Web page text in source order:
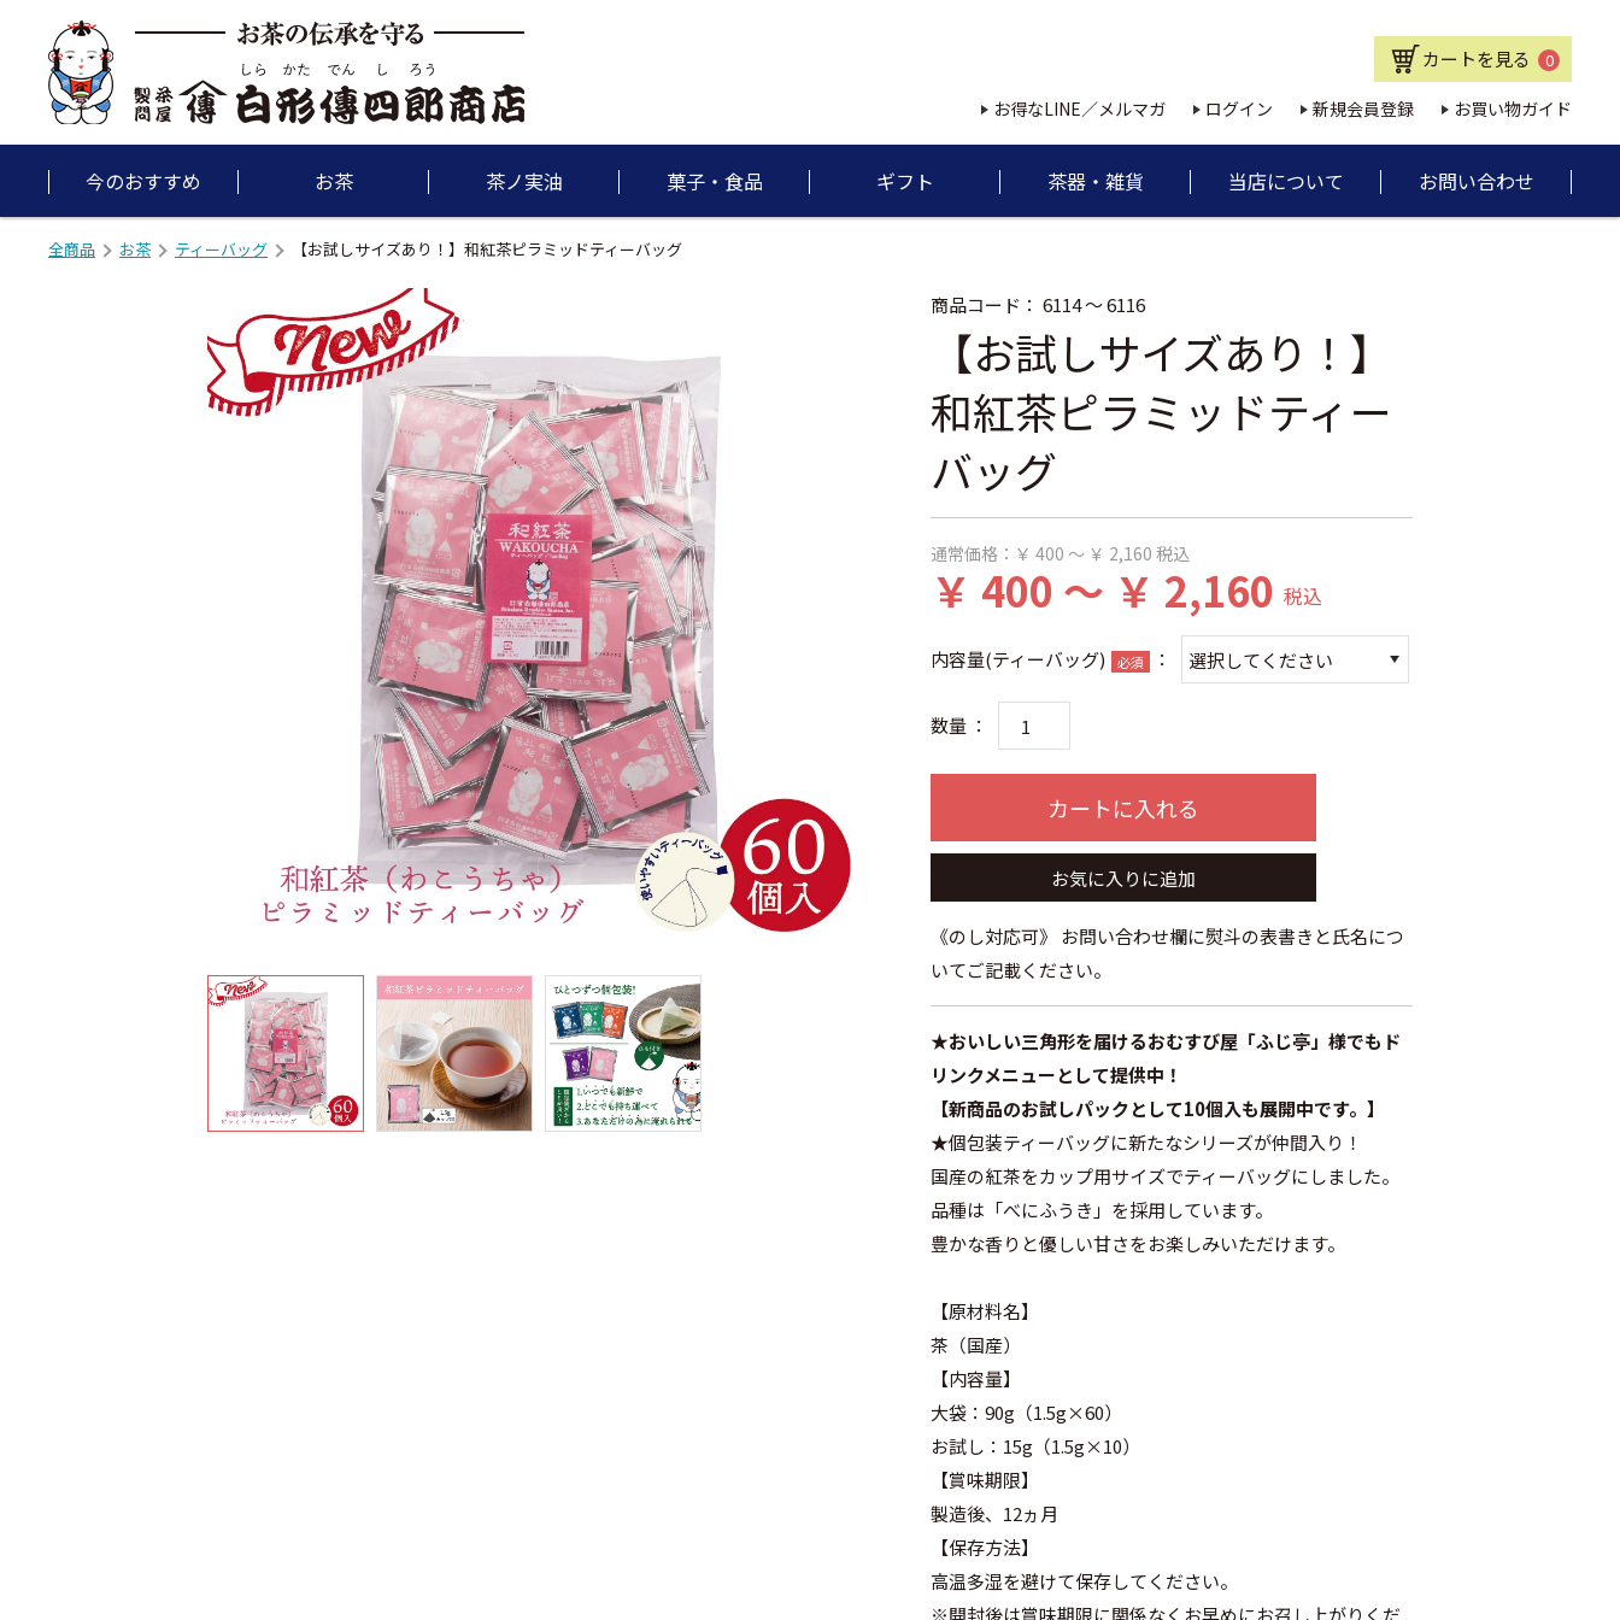
カートを見る 0
お得なLINE／メルマガ ログイン 新規会員登録 お買い物ガイド
今のおすすめ お茶 茶ノ実油 菓子・食品 ギフト 茶器・雑貨 当店について お問い合わせ
全商品 お茶 ティーバッグ 【お試しサイズあり！】和紅茶ピラミッドティーバッグ
商品コード： 6114 ～ 6116
【お試しサイズあり！】
和紅茶ピラミッドティー
バッグ
通常価格： ￥ 400 ～ ￥ 2,160 税込
￥ 400 ～ ￥ 2,160 税込
内容量(ティーバッグ) 必須 ：
数量 ：
カートに入れる
お気に入りに追加
《のし対応可》 お問い合わせ欄に熨斗の表書きと氏名につ
いてご記載ください。
★おいしい三角形を届けるおむすび屋「ふじ亭」様でもド
リンクメニューとして提供中！
【新商品のお試しパックとして10個入も展開中です。】
★個包装ティーバッグに新たなシリーズが仲間入り！
国産の紅茶をカップ用サイズでティーバッグにしました。
品種は「べにふうき」を採用しています。
豊かな香りと優しい甘さをお楽しみいただけます。
【原材料名】
茶（国産）
【内容量】
大袋：90g（1.5g×60）
お試し：15g（1.5g×10）
【賞味期限】
製造後、12ヵ月
【保存方法】
高温多湿を避けて保存してください。
※開封後は賞味期限に関係なくお早めにお召し上がりくだ